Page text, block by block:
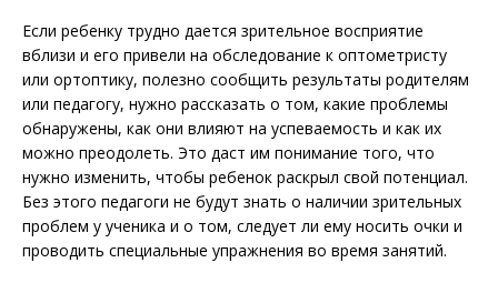
Если ребенку трудно дается зрительное восприятие
вблизи и его привели на обследование к оптометристу
или ортоптику, полезно сообщить результаты родителям
или педагогу, нужно рассказать о том, какие проблемы
обнаружены, как они влияют на успеваемость и как их
можно преодолеть. Это даст им понимание того, что
нужно изменить, чтобы ребенок раскрыл свой потенциал.
Без этого педагоги не будут знать о наличии зрительных
проблем у ученика и о том, следует ли ему носить очки и
проводить специальные упражнения во время занятий.